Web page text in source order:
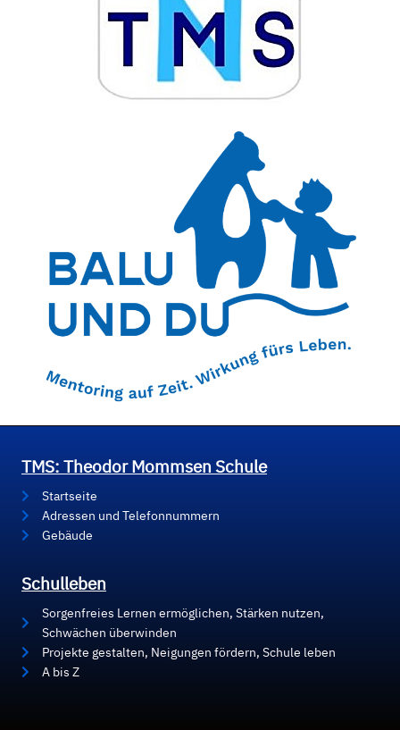
TMS: Theodor Mommsen Schule
Startseite
Adressen und Telefonnummern
Gebäude
Schulleben
Sorgenfreies Lernen ermöglichen, Stärken nutzen,
Schwächen überwinden
Projekte gestalten, Neigungen fördern, Schule leben
A bis Z